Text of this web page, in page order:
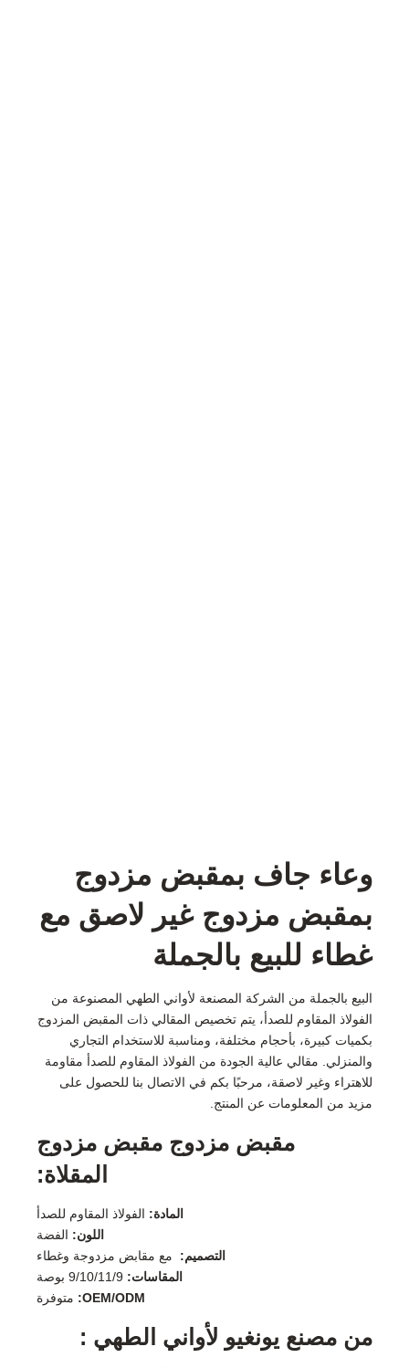
وعاء جاف بمقبض مزدوج
بمقبض مزدوج غير لاصق مع
غطاء للبيع بالجملة
البيع بالجملة من الشركة المصنعة لأواني الطهي المصنوعة من
الفولاذ المقاوم للصدأ، يتم تخصيص المقالي ذات المقبض المزدوج
بكميات كبيرة، بأحجام مختلفة، ومناسبة للاستخدام التجاري
والمنزلي. مقالي عالية الجودة من الفولاذ المقاوم للصدأ مقاومة
للاهتراء وغير لاصقة، مرحبًا بكم في الاتصال بنا للحصول على
مزيد من المعلومات عن المنتج.
مقبض مزدوج مقبض مزدوج
المقلاة:
المادة: الفولاذ المقاوم للصدأ
اللون: الفضة
التصميم: مع مقابض مزدوجة وغطاء
المقاسات:
OEM/ODM:
متوفرة
من مصنع يونغيو لأواني الطهي :